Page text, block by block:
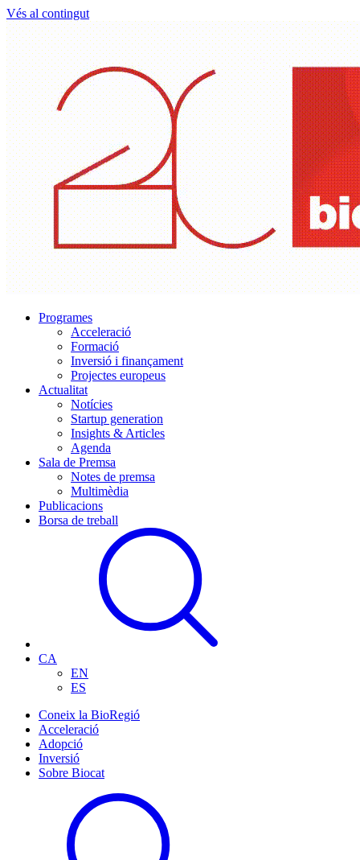
Vés al contingut
Programes
Acceleració
Formació
Inversió i finançament
Projectes europeus
Actualitat
Notícies
Startup generation
Insights & Articles
Agenda
Sala de Premsa
Notes de premsa
Multimèdia
Publicacions
Borsa de treball
CA
EN
ES
Coneix la BioRegió
Acceleració
Adopció
Inversió
Sobre Biocat